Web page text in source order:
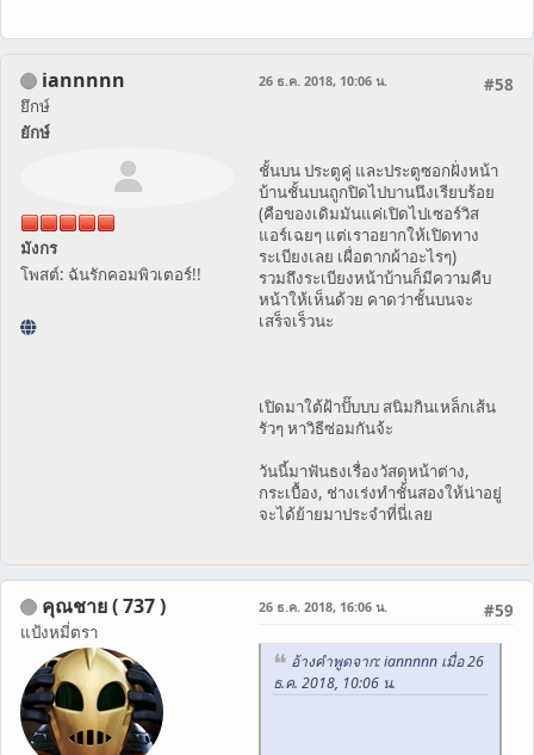
iannnnn
ยึกษ์
ยักษ์
มังกร
โพสต์: ฉันรักคอมพิวเตอร์!!
#58
26 ธ.ค. 2018, 10:06 น.
ชั้นบน ประตูคู่ และประตูซอกฝั่งหน้า
บ้านชั้นบนถูกปิดไปบานนึงเรียบร้อย
(คือของเดิมมันแค่เปิดไปเซอร์วิส
แอร์เฉยๆ แต่เราอยากให้เปิดทาง
ระเบียงเลย เผื่อตากผ้าอะไรๆ)
รวมถึงระเบียงหน้าบ้านก็มีความคืบ
หน้าให้เห็นด้วย คาดว่าชั้นบนจะ
เสร็จเร็วนะ
เปิดมาใต้ฝ้าปั๊บบบ สนิมกินเหล็กเส้น
รัวๆ หาวิธีซ่อมกันจ้ะ
วันนี้มาฟันธงเรื่องวัสดุหน้าต่าง,
กระเบื้อง, ช่างเร่งทำชั้นสองให้น่าอยู่
จะได้ย้ายมาประจำที่นี่เลย
คุณชาย ( 737 )
แป้งหมี่ตรา
#59
26 ธ.ค. 2018, 16:06 น.
อ้างคำพูดจาก: iannnnn เมื่อ 26
ธ.ค. 2018, 10:06 น.